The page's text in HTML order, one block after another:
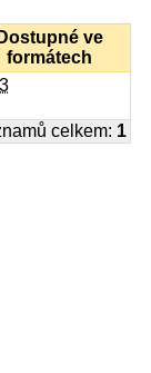
Dostupné ve
formátech
celkem: 1